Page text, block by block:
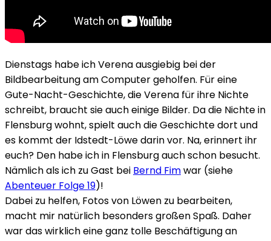
Dienstags habe ich Verena ausgiebig bei der
Bildbearbeitung am Computer geholfen. Für eine
Gute-Nacht-Geschichte, die Verena für ihre Nichte
schreibt, braucht sie auch einige Bilder. Da die Nichte in
Flensburg wohnt, spielt auch die Geschichte dort und
es kommt der Idstedt-Löwe darin vor. Na, erinnert ihr
euch? Den habe ich in Flensburg auch schon besucht.
Nämlich als ich zu Gast bei Bernd Fimwar (siehe
Abenteuer Folge 19)!
Dabei zu helfen, Fotos von Löwen zu bearbeiten,
macht mir natürlich besonders großen Spaß. Daher
war das wirklich eine ganz tolle Beschäftigung an